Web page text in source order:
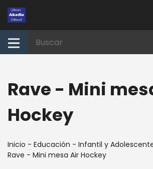
Rave - Mini
Hockey
Inicio - Educación - Infantil y
Rave - Mini mesa Air Hockey